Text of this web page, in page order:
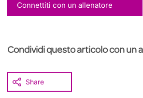
Connettiti con un allenatore
Condividi questo articolo con un
Share